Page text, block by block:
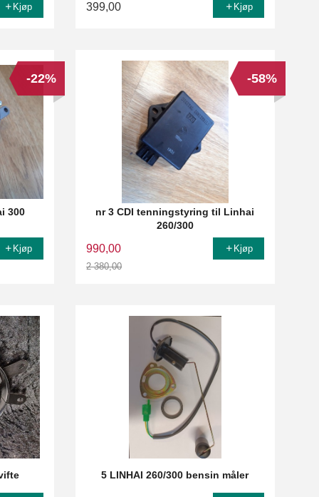
Kjøp 399,00 Kjøp
300
-22%
Kjøp
nr 3 CDI tenningstyring til Linhai
260/300
990,00
2 380,00
-58%
Kjøp
5 LINHAI 260/300 bensin måler